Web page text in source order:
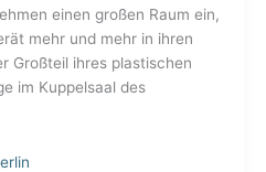
einen großen Raum ein,
mehr und mehr in ihren
Großteil ihres plastischen
im Kuppelsaal des